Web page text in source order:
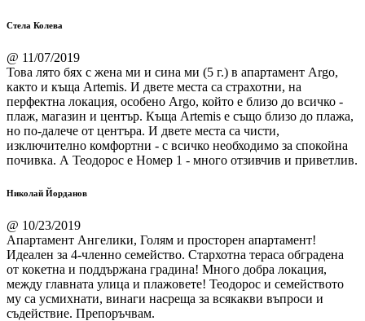
Стела Колева
@ 11/07/2019
Това лято бях с жена ми и сина ми (5 г.) в апартамент Argo,
както и къща Artemis. И двете места са страхотни, на
перфектна локация, особено Argo, който е близо до всичко -
плаж, магазин и център. Къща Artemis е също близо до плажа,
но по-далече от центъра. И двете места са чисти,
изключително комфортни - с всичко необходимо за спокойна
почивка. А Теодорос е Номер 1 - много отзивчив и приветлив.
Николай Йорданов
@ 10/23/2019
Апартамент Ангелики, Голям и просторен апартамент!
Идеален за 4-членно семейство. Стархотна тераса обградена
от кокетна и поддържана градина! Много добра локация,
между главната улица и плажовете! Теодорос и семейството
му са усмихнати, винаги насреща за всякакви въпроси и
съдействие. Препоръчвам.